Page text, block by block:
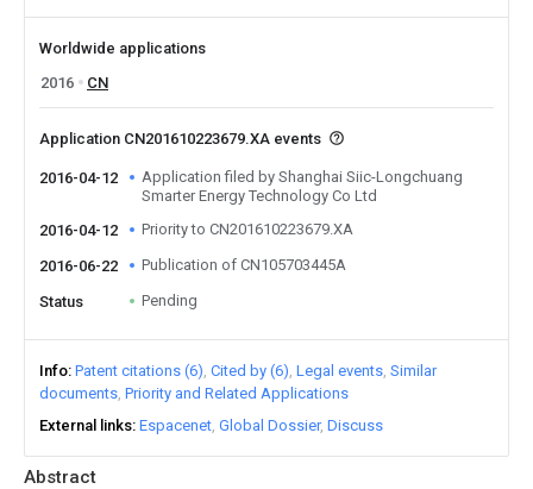
Abstract
Worldwide applications
2016
CN
Application CN201610223679.XA events
2016-04-12
Application filed by Shanghai Siic-Longchuang
Smarter Energy Technology Co Ltd
2016-04-12
Priority to CN201610223679.XA
2016-06-22 Publication of CN105703445A
Status Pending
Info Patent citations (6) Cited by (6) Legal events Similar
documents Priority and Related Applications
External links Espacenet Global Dossier Discuss